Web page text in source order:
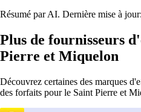
Résumé par AI. Dernière mise à jour:
Plus de fournisseurs
Pierre et Miquelon
Découvrez certaines des marques
des forfaits pour le Saint Pierre et